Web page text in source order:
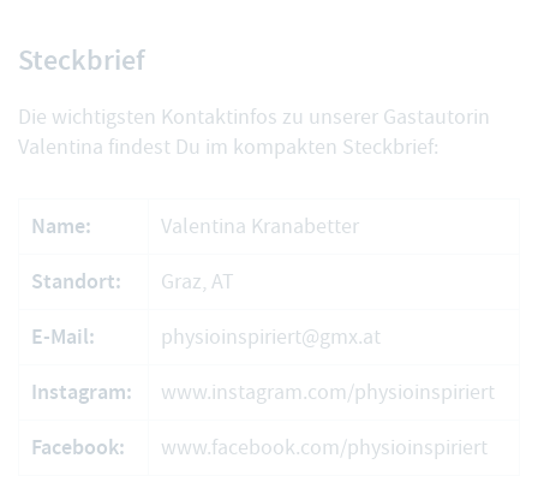
Steckbrief
Die wichtigsten Kontaktinfos zu unserer Gastautorin
Valentina findest Du im kompakten Steckbrief:
Name: Valentina Kranabetter
Standort: Graz, AT
E-Mail: physioinspiriert@gmx.at
Instagram: www.instagram.com/physioinspiriert
Facebook: www.facebook.com/physioinspiriert